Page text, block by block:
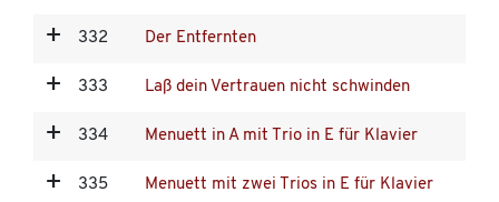
332 Der Entfernten
333 Laß dein Vertrauen nicht schwinden
334 Menuett in A mit Trio in E für Klavier
335 Menuett mit zwei Trios in E für Klavier